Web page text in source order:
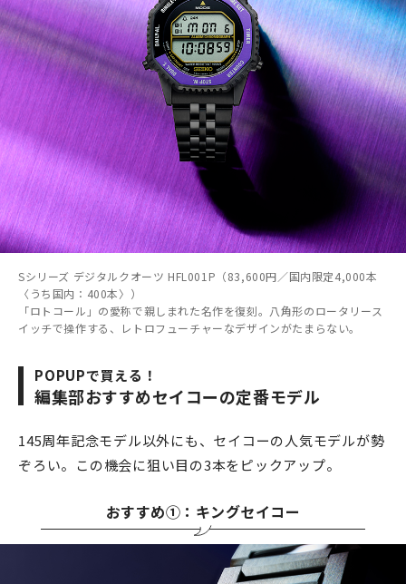
Sシリーズ デジタルクオーツ HFL001P（83,600円／国内限定4,000本
〈うち国内：400本〉）
「ロトコール」の愛称で親しまれた名作を復刻。八角形のロータリース
イッチで操作する、レトロフューチャーなデザインがたまらない。
POPUPで買える！
編集部おすすめセイコーの定番モデル
145周年記念モデル以外にも、セイコーの人気モデルが勢
ぞろい。この機会に狙い目の3本をピックアップ。
おすすめ①：キングセイコー